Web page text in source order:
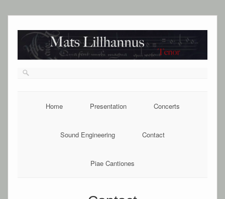
Home Presentation Concerts
Sound Engineering Contact
Piae Cantiones